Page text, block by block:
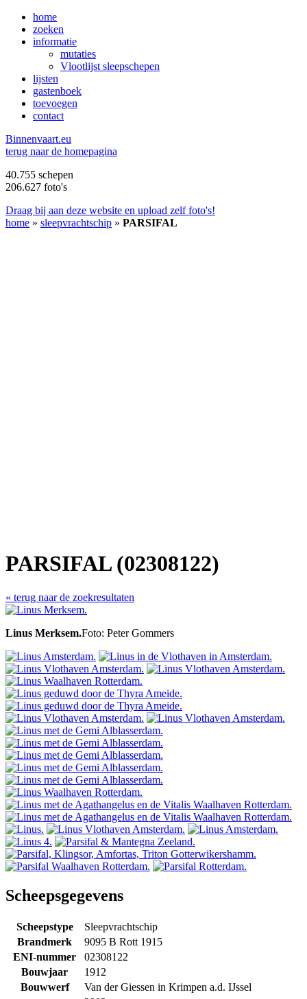
home
zoeken
informatie
mutaties
Vlootlijst sleepschepen
lijsten
gastenboek
toevoegen
contact
Binnenvaart.eu
terug naar de homepagina
40.755 schepen
206.627 foto's
Draag bij aan deze website en upload zelf foto's!
home » sleepvrachtschip » PARSIFAL
PARSIFAL (02308122)
« terug naar de zoekresultaten
Linus Merksem.Foto: Peter Gommers
Scheepsgegevens
Scheepstype
Sleepvrachtschip
Brandmerk
9095 B Rott 1915
ENI-nummer
02308122
Bouwjaar
1912
Bouwwerf
Van der Giessen in Krimpen a.d. IJssel